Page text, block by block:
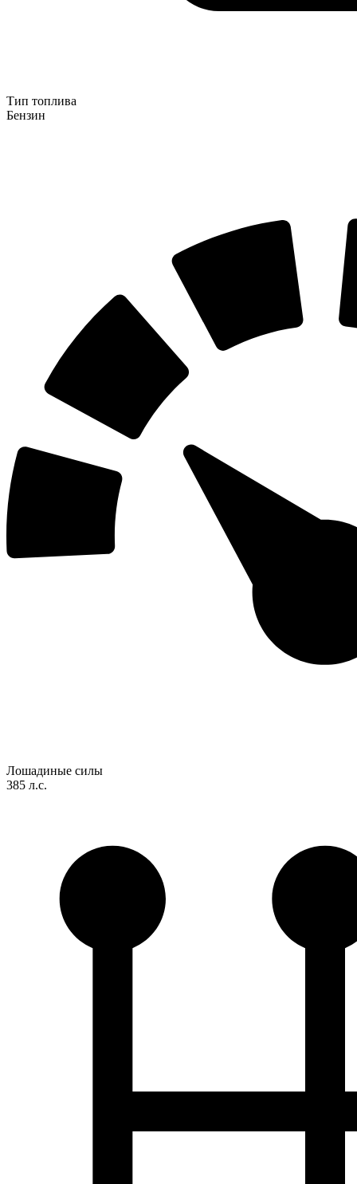
Тип топлива
Бензин
Лошадиные силы
385 л.с.